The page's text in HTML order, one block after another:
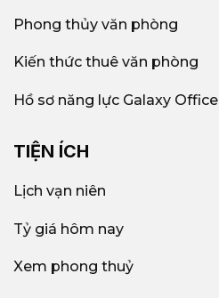
Phong thủy văn phòng
Kiến thức thuê văn phòng
Hồ sơ năng lực Galaxy Office
TIỆN ÍCH
Lịch vạn niên
Tỷ giá hôm nay
Xem phong thuỷ